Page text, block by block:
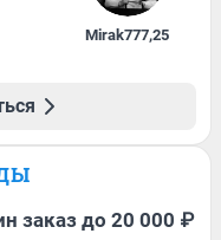
Mirak777,25
заказ до 20 000 ₽